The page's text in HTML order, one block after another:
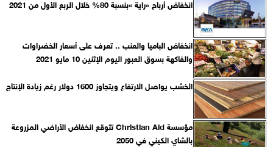
انخفاض أرباح «راية »بنسبة 80% خلال الربع الأول من 2021
انخفاض الباميا والعنب .. تعرف على أسعار الخضراوات
والفاكهة بسوق العبور اليوم الإثنين 10 مايو 2021
الخشب يواصل الارتفاع ويتجاوز 1600 دولار رغم زيادة الإنتاج
مؤسسة Christian Aid تتوقع انخفاض الأراضي المزروعة
بالشاي الكيني في 2050